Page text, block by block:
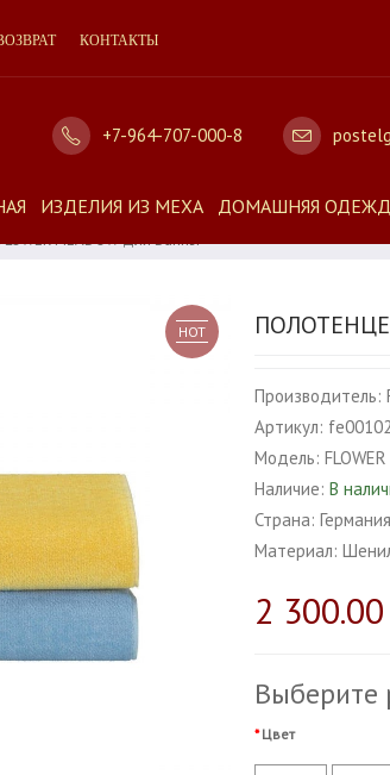
КОНТАКТЫ
+7-964-707-000-8
ИЗДЕЛИЯ ИЗ МЕХА ДОМАШНЯЯ
MEADOW Для Ванны
HOT ПОЛОТЕНЦЕ
Производитель:
Артикул:
Модель:
Наличие: В
Страна: Германия
Материал:
2
Выберите
Цвет